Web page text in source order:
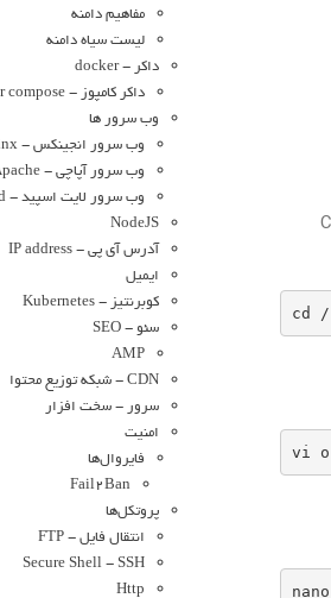
cd /
vi
مفاهیم دامنه
لیست سیاه دامنه
داکر - docker
داکر کامپوز - docker compose
وب سرور ها
وب سرور انجینکس - Nginx
وب سرور آپاچی - Apache
وب سرور لایت اسپید - LiteSpeed
NodeJS
آدرس آی پی - IP address
ایمیل
کوبرنتیز - Kubernetes
سئو - SEO
AMP
CDN - شبکه توزیع محتوا
سرور - سخت افزار
امنیت
فایروال‌ها
Fail2Ban
پروتکل‌ها
انتقال فایل - FTP
Secure Shell - SSH
Http